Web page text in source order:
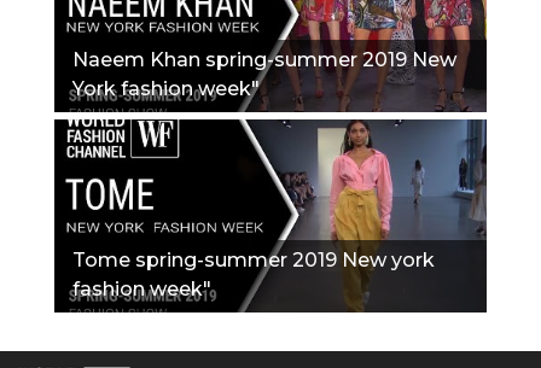
Naeem Khan spring-summer 2019 New
York fashion week"
Tome spring-summer 2019 New york
fashion week"